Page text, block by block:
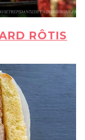
RÔTIS